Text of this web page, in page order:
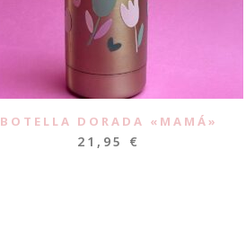
BOTELLA DORADA «MAMÁ»
21,95 €